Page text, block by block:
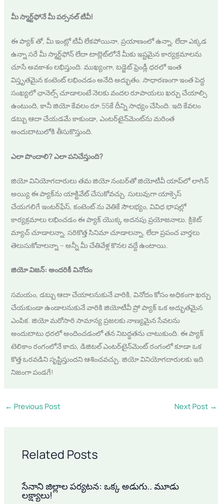
మీ స్మార్ట్‌ఫోనే మీ పర్సనల్ టీవీ!
ఈ ప్యాక్ తో, మీ ఇంట్లో టీవీ లేకపోయినా, ప్రయాణంలో ఉన్నా, లేదా ఎక్కడ
ఉన్నా సరే మీ స్మార్ట్‌ఫోన్ లేదా టాబ్లెట్‌లోనే మీకు ఇష్టమైన కార్యక్రమాలను
చూసే అవకాశం లభిస్తుంది. ముఖ్యంగా, బడ్జెట్ ఫ్రెండ్లీ ధరలో ఇంత
విస్తృతమైన కంటెంట్ లభించడం అనేది అద్భుతం. సాధారణంగా ఇంత పెద్ద
సంఖ్యలో ఛానెల్స్ చూడాలంటే నెలకు వందల రూపాయలు ఖర్చు చేయాల్సి
ఉంటుంది, కానీ జియో కేవలం రూ.55కే దీన్ని సాధ్యం చేసింది. ఇది కేవలం
డబ్బు ఆదా చేయడమే కాకుండా, ఎంటర్‌టైన్‌మెంట్‌ను మరింత
అందుబాటులోకి తీసుకొస్తుంది.
ఎలా పొందాలి? ఎలా పనిచేస్తుంది?
జియో వినియోగదారులు తమ జియో నంబర్‌తో జియోటీవీ యాప్‌లో లాగిన్
అయ్యి ఈ ప్యాక్‌ను యాక్టివేట్ చేసుకోవచ్చు. సులువుగా యాక్సెస్
చేయగలిగే ఇంటర్‌ఫేస్, కంటెంట్ ను వెతికే సౌలభ్యం, వివిధ భాషల్లో
కార్యక్రమాలు లభించడం ఈ ప్యాక్ యొక్క అదనపు ప్రయోజనాలు. క్రికెట్
మ్యాచ్ చూడాలన్నా, సరికొత్త సినిమా చూడాలన్నా, లేదా ప్రపంచ వార్తలు
తెలుసుకోవాలన్నా – అన్నీ మీ చేతివేళ్ల కొనల వద్దే ఉంటాయి.
జియో విజన్: అందరికీ వినోదం
సమయం, డబ్బు ఆదా చేయాలనుకునే వారికి, వినోదం కోసం అధికంగా ఖర్చు
చేయకుండా ఉండాలనుకునే వారికి జియోటీవీ ప్రో ప్యాక్ ఒక అద్భుతమైన
ఎంపిక. జియో మరోసారి సామాన్య ప్రజలకు నాణ్యమైన సేవలను
అందుబాటు ధరలో అందించడంలో తన నిబద్ధతను చాటుకుంది. ఈ ప్యాక్
టెలికాం రంగంలోనే కాదు, డిజిటల్ ఎంటర్‌టైన్‌మెంట్ రంగంలో కూడా ఒక
కొత్త ఒరవడిని సృష్టిస్తుందని ఆశించవచ్చు. జియో వినియోగదారులకు ఇది
నిజంగా పండగే!
← Previous Post Next Post →
Related Posts
సేనాని జిల్లాల పర్యటన: ఒక్క అడుగు.. మూడు
లక్ష్యాలు!